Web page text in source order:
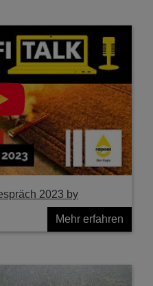
2023 by
Mehr erfahren